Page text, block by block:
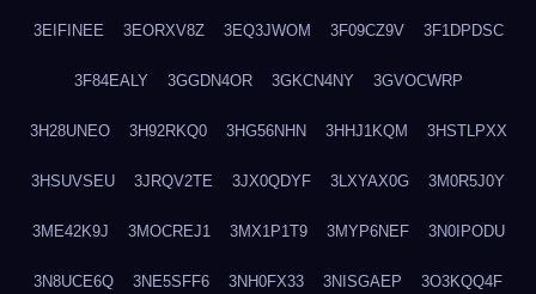
3EIFINEE 3EORXV8Z 3EQ3JWOM 3F09CZ9V 3F1DPDSC
3F84EALY 3GGDN4OR 3GKCN4NY 3GVOCWRP
3H28UNEO 3H92RKQ0 3HG56NHN 3HHJ1KQM 3HSTLPXX
3HSUVSEU 3JRQV2TE 3JX0QDYF 3LXYAX0G 3M0R5J0Y
3ME42K9J 3MOCREJ1 3MX1P1T9 3MYP6NEF 3N0IPODU
3N8UCE6Q 3NE5SFF6 3NH0FX33 3NISGAEP 3O3KQQ4F